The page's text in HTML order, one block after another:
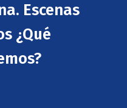
Escenas
¿Qué